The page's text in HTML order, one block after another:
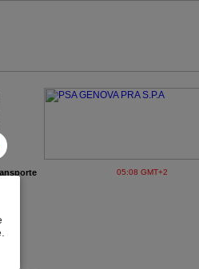
05:08 GMT+2